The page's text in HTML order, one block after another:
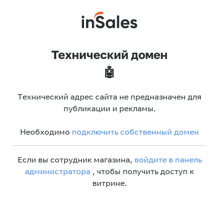
Технический домен
🤖
Технический адрес сайта не предназначен для
публикации и рекламы.
Необходимо подключить собственный домен
Если вы сотрудник магазина, войдите в панель
администратора , чтобы получить доступ к
витрине.